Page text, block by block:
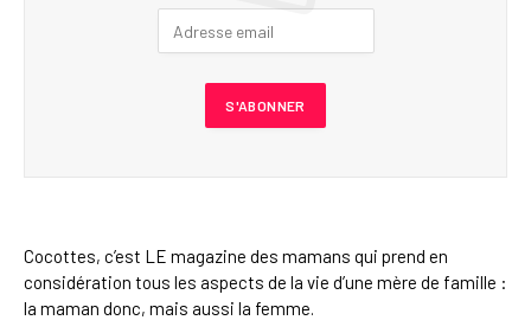
Cocottes, c’est LE magazine des mamans qui prend en
considération tous les aspects de la vie d’une mère de famille :
la maman donc, mais aussi la femme.